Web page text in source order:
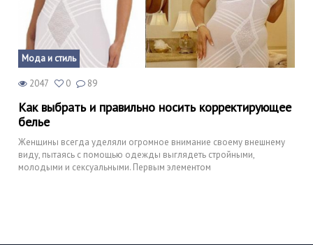
Мода и стиль
2047 0 89
Как выбрать и правильно носить корректирующее
белье
Женщины всегда уделяли огромное внимание своему внешнему
виду, пытаясь с помощью одежды выглядеть стройными,
молодыми и сексуальными. Первым элементом